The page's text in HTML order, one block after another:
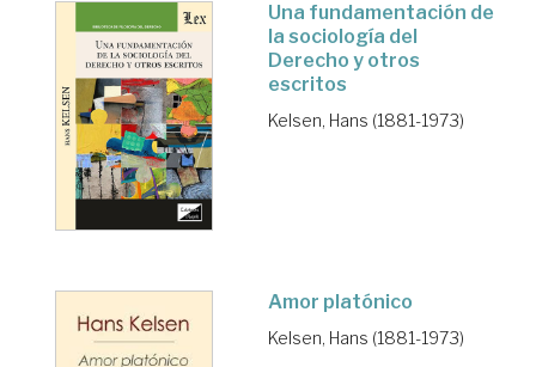
Una fundamentación de
la sociología del
Derecho y otros
escritos
Kelsen, Hans (1881-1973)
Amor platónico
Kelsen, Hans (1881-1973)